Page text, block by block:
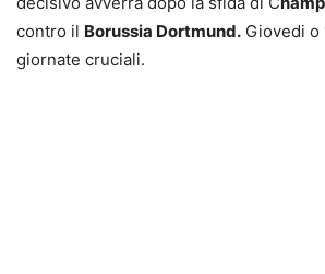
contro il Borussia Dortmund. Giovedi o
giornate cruciali.